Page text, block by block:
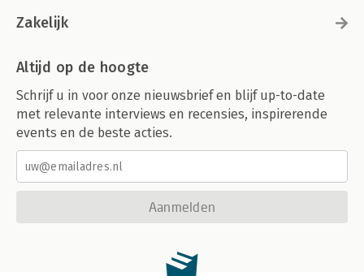
Zakelijk
Altijd op de hoogte
Schrijf u in voor onze nieuwsbrief en blijf up-to-date
met relevante interviews en recensies, inspirerende
events en de beste acties.
Aanmelden